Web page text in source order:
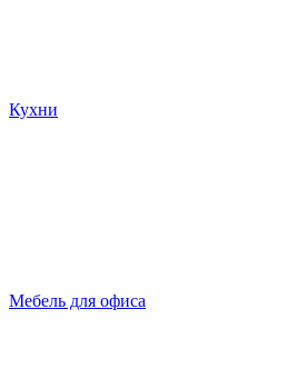
Кухни
Мебель для офиса